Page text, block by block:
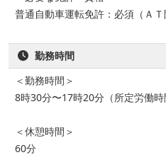
普通自動車運転免許：必須（ＡＴ
勤務時間
＜勤務時間＞
8時30分〜17時20分（所定労働時
＜休憩時間＞
60分